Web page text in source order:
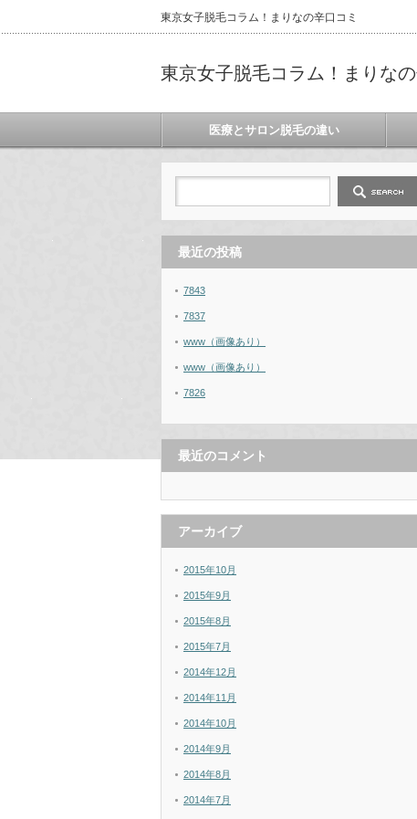
東京女子脱毛コラム！まりなの辛口コミ
東京女子脱毛コラム！まりなの
医療とサロン脱毛の違い
最近の投稿
7843
7837
www（画像あり）
www（画像あり）
7826
最近のコメント
アーカイブ
2015年10月
2015年9月
2015年8月
2015年7月
2014年12月
2014年11月
2014年10月
2014年9月
2014年8月
2014年7月